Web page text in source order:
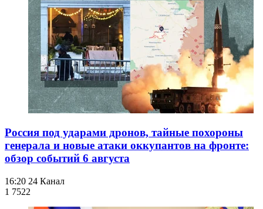
Россия под ударами дронов, тайные похороны
генерала и новые атаки оккупантов на фронте:
обзор событий 6 августа
16:20 24 Канал
1 7522